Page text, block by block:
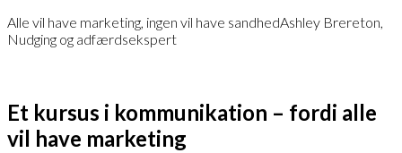
Alle vil have marketing, ingen vil have sandhedAshley Brereton,
Nudging og adfærdsekspert
Et kursus i kommunikation – fordi alle
vil have marketing